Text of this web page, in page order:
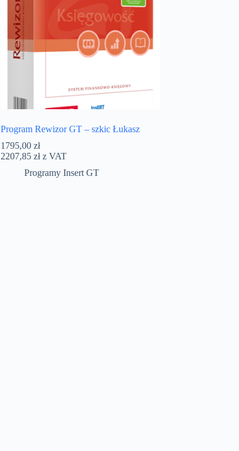
Program Rewizor GT – szkic Łukasz
1795,00 zł
2207,85 złz VAT
Programy Insert GT